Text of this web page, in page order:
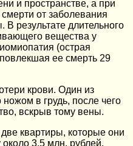
и пространстве, а при
от заболевания
В результате длительного
вещества у
(острая
ее смерть 29
крови. Один из
в грудь, после чего
вскрыв тому вены.
квартиры, которые они
3,5 млн. рублей.